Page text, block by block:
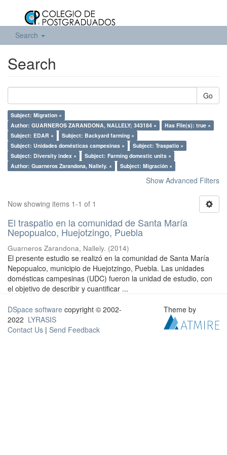
Search
Search
Go
Subject: Migration ×
Author: GUARNEROS ZARANDONA, NALLELY; 343184 ×
Has File(s): true ×
Subject: EDAR ×
Subject: Backyard farming ×
Subject: Unidades domésticas campesinas ×
Subject: Traspatio ×
Subject: Diversity index ×
Subject: Farming domestic units ×
Author: Guarneros Zarandona, Nallely. ×
Subject: Migración ×
Show Advanced Filters
Now showing items 1-1 of 1
El traspatio en la comunidad de Santa María
Nepopualco, Huejotzingo, Puebla
Guarneros Zarandona, Nallely. (2014)
El presente estudio se realizó en la comunidad de Santa María
Nepopualco, municipio de Huejotzingo, Puebla. Las unidades
domésticas campesinas (UDC) fueron la unidad de estudio, con
el objetivo de describir y cuantificar ...
DSpace software copyright © 2002-
2022 LYRASIS
Contact Us | Send Feedback
Theme by